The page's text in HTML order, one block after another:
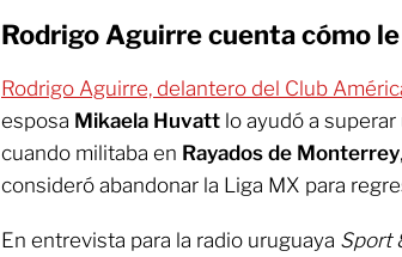
Rodrigo Aguirre cuenta cómo
Rodrigo Aguirre, delantero del Club
esposa Mikaela Huvatt lo ayudó a
cuando militaba en Rayados de Monterrey
consideró abandonar la Liga MX para
En entrevista para la radio uruguaya Sport